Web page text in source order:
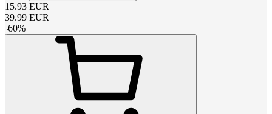
15.93 EUR
39.99 EUR
-60%